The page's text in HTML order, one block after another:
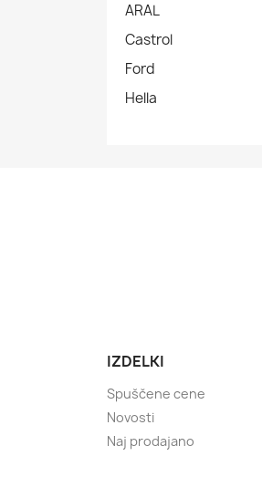
ARAL
Castrol
Ford
Hella
IZDELKI
Spuščene cene
Novosti
Naj prodajano